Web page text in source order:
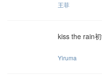
王菲
kiss the rain
Yiruma